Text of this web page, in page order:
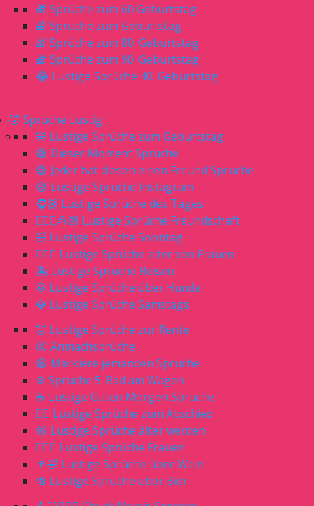
🎁 Sprüche zum 60 Geburtstag
🎁 Sprüche zum Geburtstag
🎁 Sprüche zum 80. Geburtstag
🎁 Sprüche zum 90. Geburtstag
😂 Lustige Sprüche 40. Geburtstag
🤣 Sprüche Lustig
🤣 Lustige Sprüche zum Geburtstag
😅 Dieser Moment Sprüche
😅 Jeder hat diesen einen Freund Sprüche
😅 Lustige Sprüche Instagram
🧔🏼 Lustige Sprüche des Tages
🙎🏼‍♀️🙎🏼 Lustige Sprüche Freundschaft
🤣 Lustige Sprüche Sonntag
🙋🏼‍♀️ Lustige Sprüche alter von Frauen
🏝 Lustige Sprüche Reisen
🐶 Lustige Sprüche über Hunde
💎 Lustige Sprüche Samstags
🤣 Lustige Sprüche zur Rente
😝 Anmachsprüche
😆 Markiere jemanden Sprüche
⚙️ Sprüche 5. Rad am Wagen
☕️ Lustige Guten Morgen Sprüche
🖐🏻 Lustige Sprüche zum Abschied
😆 Lustige Sprüche älter werden
🙎🏼‍♀️ Lustige Sprüche Frauen
🍷🤣 Lustige Sprüche über Wein
🍻 Lustige Sprüche über Bier